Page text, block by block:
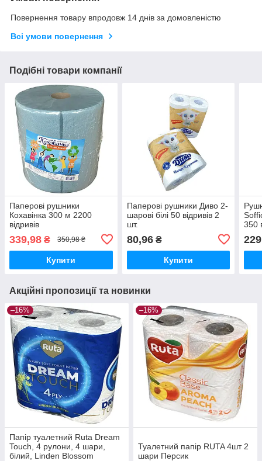
Повернення товару впродовж 14 днів за домовленістю
Всі умови повернення
Подібні товари компанії
Паперові рушники
Кохавінка 300 м 2200
відривів
339,98 ₴ 350,98 ₴
Купити
Паперові рушники Диво 2-
шарові білі 50 відривів 2
шт.
80,96₴
Купити
350
Акційні пропозиції та новинки
–16%
Папір туалетний Ruta Dream
Touch, 4 рулони, 4 шари,
білий, Linden Blossom
–16%
Туалетний папір RUTA 4шт 2
шари Персик